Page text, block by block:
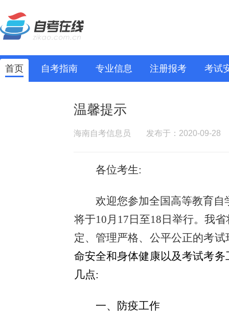
首页 自考指南 专业信息 注册报考 考试
温馨提示
海南自考信息员 发布于：2020-09-28
各位考生:
欢迎您参加全国高等教育
将于10月17日至18日举行。我
定、管理严格、公平公正的考试
命安全和身体健康以及考试考
几点:
一、防疫工作